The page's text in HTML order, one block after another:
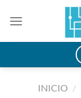
INICIO /